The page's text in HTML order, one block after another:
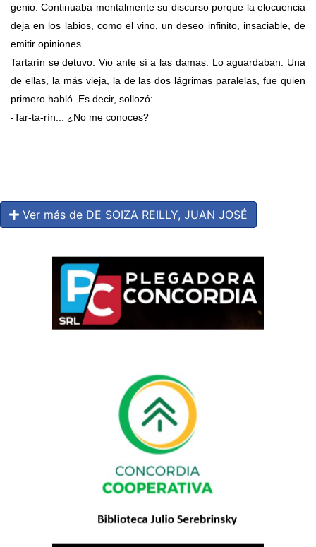
genio. Continuaba mentalmente su discurso porque la elocuencia
deja en los labios, como el vino, un deseo infinito, insaciable, de
emitir opiniones...
Tartarín se detuvo. Vio ante sí a las damas. Lo aguardaban. Una
de ellas, la más vieja, la de las dos lágrimas paralelas, fue quien
primero habló. Es decir, sollozó:
-Tar-ta-rín... ¿No me conoces?
Ver más de DE SOIZA REILLY, JUAN JOSÉ